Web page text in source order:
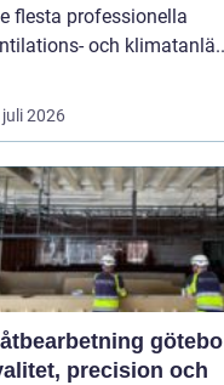
flesta professionella
och
2026
precision och